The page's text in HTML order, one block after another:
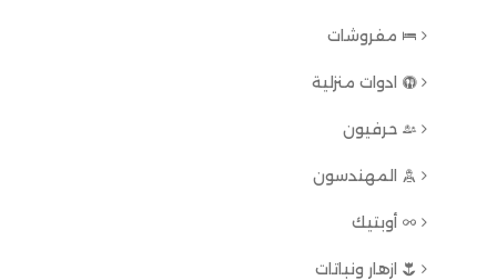
مفروشات
ادوات منزلية
حرفيون
المهندسون
أوبتيك
ازهار ونباتات